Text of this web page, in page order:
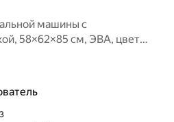
машины с
58×62×85 см, ЭВА, цвет